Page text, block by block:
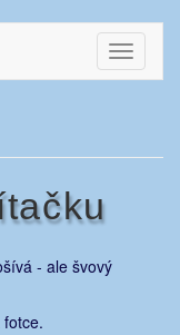
Toggle
- ale švový